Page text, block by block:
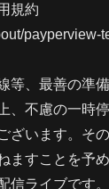
規約
payperview-
等、最善の準
、不慮の一時
ざいます。そ
ますことを予
信ライブです